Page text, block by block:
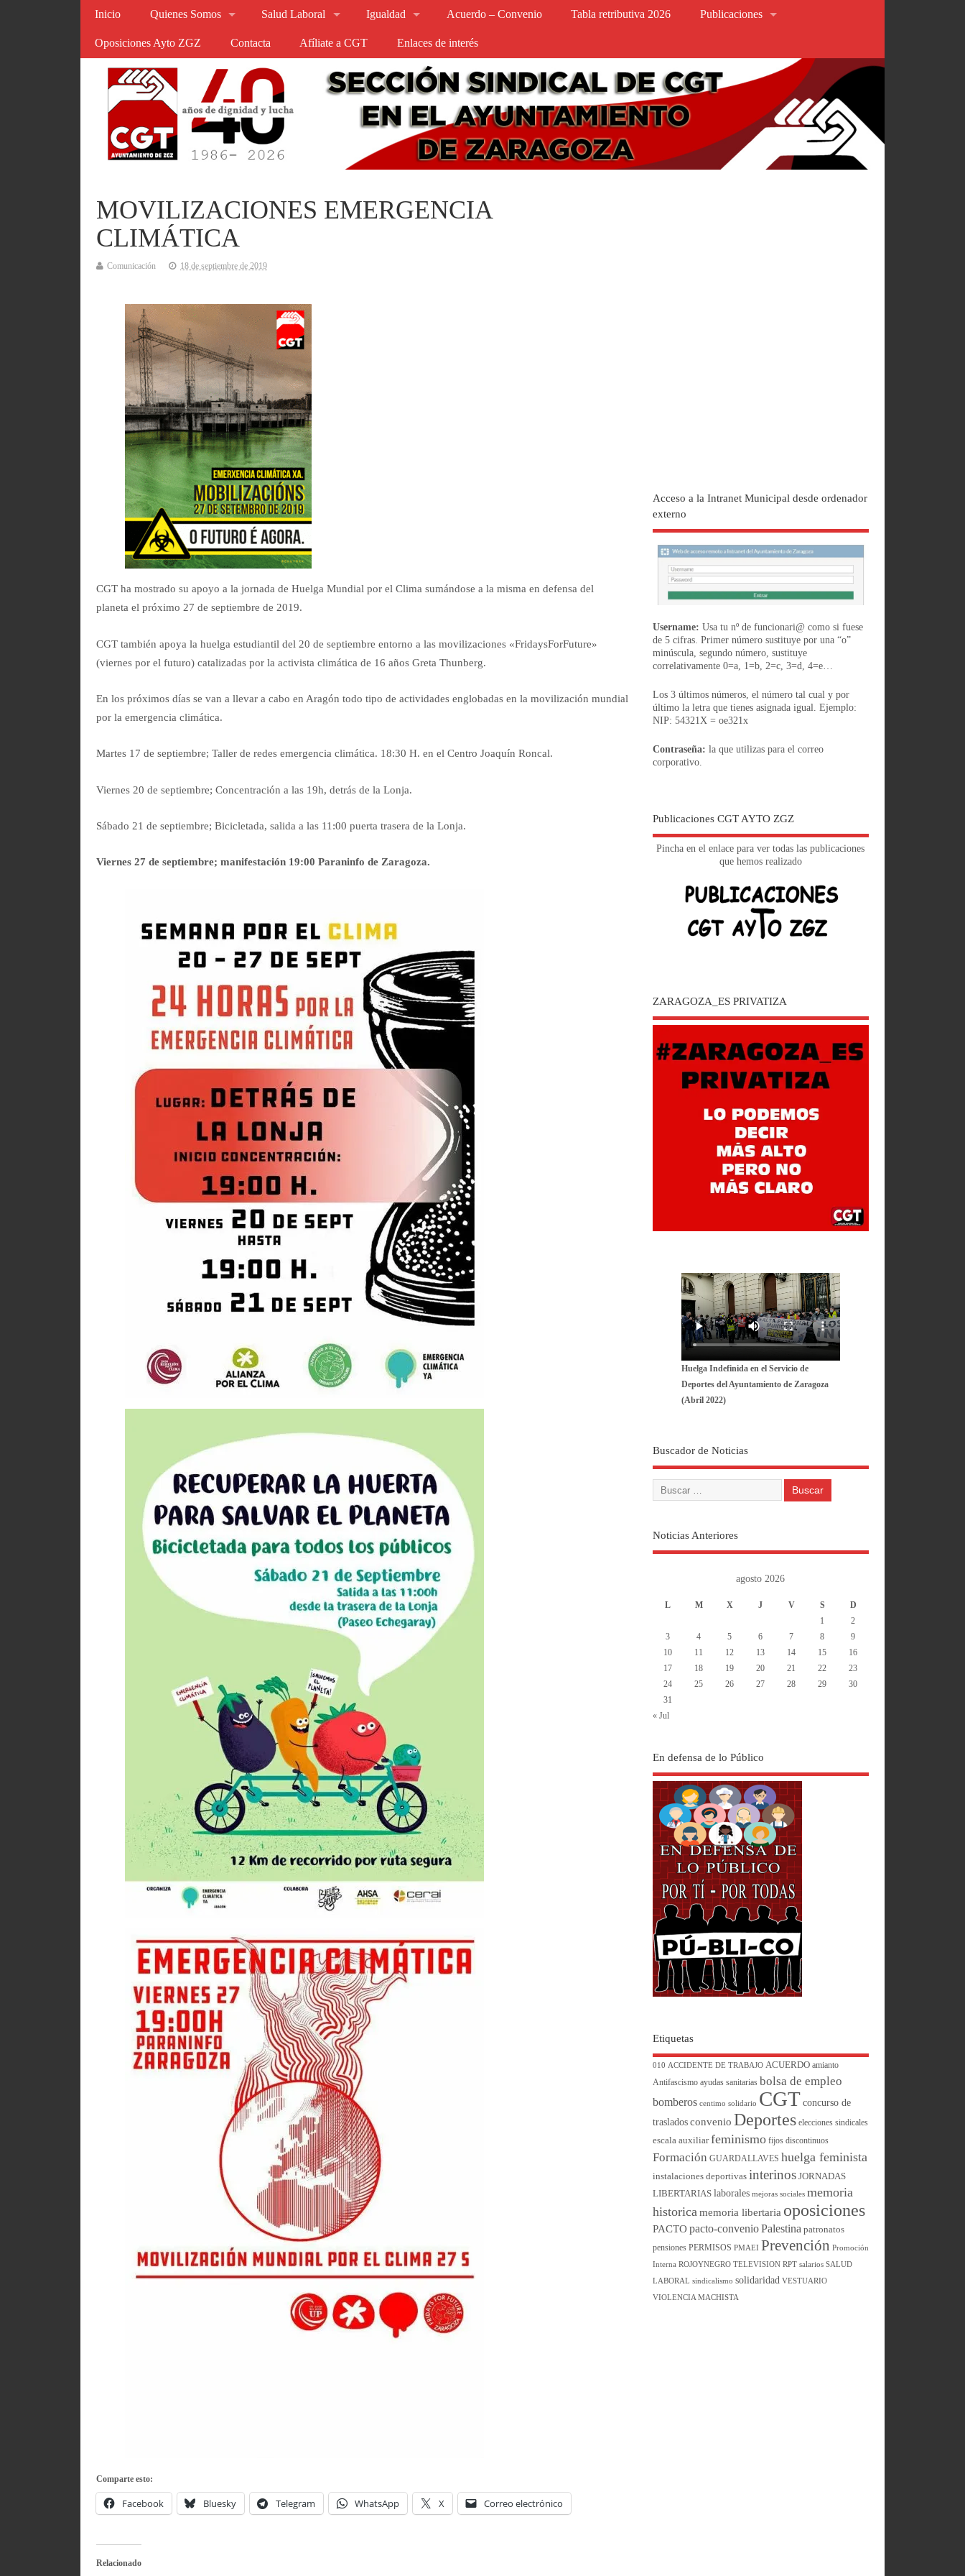
Inicio Quienes Somos Salud Laboral Igualdad Acuerdo – Convenio Tabla retributiva 2026 Publicaciones
Oposiciones Ayto ZGZ Contacta Afíliate a CGT Enlaces de interés
MOVILIZACIONES EMERGENCIA
CLIMÁTICA
Comunicación 18 de septiembre de 2019
CGT ha mostrado su apoyo a la jornada de Huelga Mundial por el Clima sumándose a la misma en defensa del
planeta el próximo 27 de septiembre de 2019.
CGT también apoya la huelga estudiantil del 20 de septiembre entorno a las movilizaciones «FridaysForFuture»
(viernes por el futuro) catalizadas por la activista climática de 16 años Greta Thunberg.
En los próximos días se van a llevar a cabo en Aragón todo tipo de actividades englobadas en la movilización mundial
por la emergencia climática.
Martes 17 de septiembre; Taller de redes emergencia climática. 18:30 H. en el Centro Joaquín Roncal.
Viernes 20 de septiembre; Concentración a las 19h, detrás de la Lonja.
Sábado 21 de septiembre; Bicicletada, salida a las 11:00 puerta trasera de la Lonja.
Viernes 27 de septiembre; manifestación 19:00 Paraninfo de Zaragoza.
Comparte esto:
Facebook Bluesky Telegram WhatsApp X Correo electrónico
Relacionado
Acceso a la Intranet Municipal desde ordenador
externo
Username: Usa tu nº de funcionari@ como si fuese
de 5 cifras. Primer número sustituye por una “o”
minúscula, segundo número, sustituye
correlativamente 0=a, 1=b, 2=c, 3=d, 4=e…
Los 3 últimos números, el número tal cual y por
último la letra que tienes asignada igual. Ejemplo:
NIP: 54321X = oe321x
Contraseña: la que utilizas para el correo
corporativo.
Publicaciones CGT AYTO ZGZ
Pincha en el enlace para ver todas las publicaciones
que hemos realizado
ZARAGOZA_ES PRIVATIZA
Huelga Indefinida en el Servicio de
Deportes del Ayuntamiento de Zaragoza
(Abril 2022)
Buscador de Noticias
Noticias Anteriores
agosto 2026
L M X J V S
D
1
2
3
4 5 6 7 8
9
10
11 12 13 14 15
16
17
18 19 20 21 22
23
24
25 26 27 28 29
30
31
« Jul
En defensa de lo Público
Etiquetas
010 ACCIDENTE DE TRABAJO ACUERDO amianto
Antifascismo ayudas sanitarias bolsa de empleo
bomberos centimo solidario CGT concurso de
traslados convenio Deportes elecciones sindicales
escala auxiliar feminismo fijos discontinuos
Formación GUARDALLAVES huelga feminista
instalaciones deportivas interinos JORNADAS
LIBERTARIAS laborales mejoras sociales memoria
historica memoria libertaria oposiciones
PACTO pacto-convenio Palestina patronatos
pensiones PERMISOS PMAEI Prevención Promoción
Interna ROJOYNEGRO TELEVISION RPT salarios SALUD
LABORAL sindicalismo solidaridad VESTUARIO
VIOLENCIA MACHISTA